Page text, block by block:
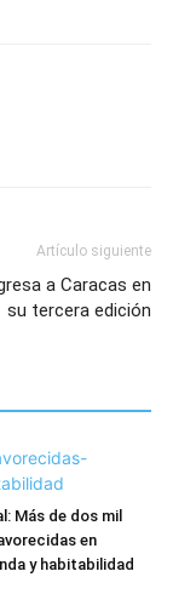
Artículo siguiente
a Caracas en
su tercera edición
Más de dos mil
en
y habitabilidad